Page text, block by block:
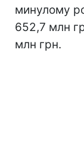
минулому
652,7 млн
млн грн.